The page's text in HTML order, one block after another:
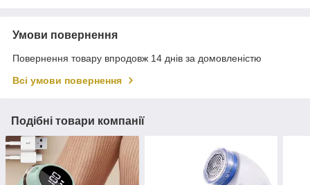
Умови повернення
Повернення товару впродовж 14 днів за домовленістю
Всі умови повернення
Подібні товари компанії